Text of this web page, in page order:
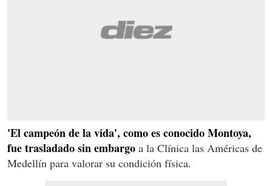
'El campeón de la vida', como es conocido Montoya,
fue trasladado sin embargo a la Clínica las Américas de
Medellín para valorar su condición física.